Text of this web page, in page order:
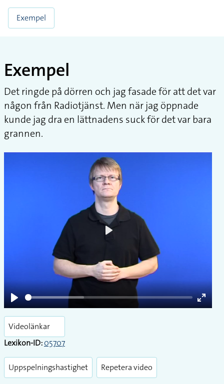
Exempel
Exempel
Det ringde på dörren och jag fasade för att det var
någon från Radiotjänst. Men när jag öppnade
kunde jag dra en lättnadens suck för det var bara
grannen.
Play
Enter
Videolänkar
Lexikon-ID:05707
Uppspelningshastighet Repetera video